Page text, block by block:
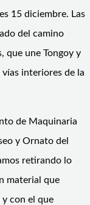
15 diciembre. Las
del camino
que une Tongoy y
interiores de la
de Maquinaria
y Ornato del
retirando lo
material que
con el que